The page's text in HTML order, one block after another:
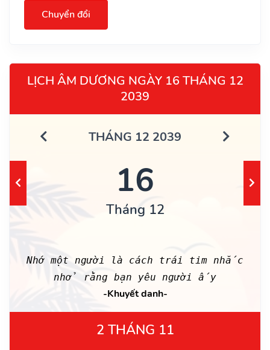
Chuyển đổi
LỊCH ÂM DƯƠNG NGÀY 16 THÁNG 12
2039
THÁNG 12 2039
16
Tháng 12
Nhớ một người là cách trái tim nhắc
nhở rằng bạn yêu người ấy
-Khuyết danh-
2 THÁNG 11